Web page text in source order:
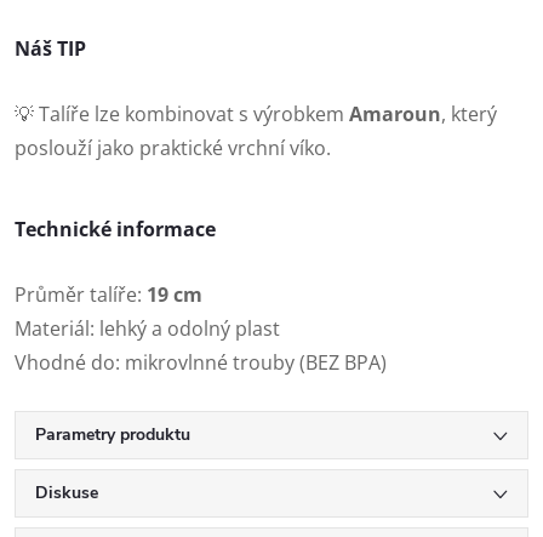
Náš TIP
💡 Talíře lze kombinovat s výrobkem Amaroun, který
poslouží jako praktické vrchní víko.
Technické informace
Průměr talíře: 19 cm
Materiál: lehký a odolný plast
Vhodné do: mikrovlnné trouby (BEZ BPA)
Parametry produktu
Diskuse